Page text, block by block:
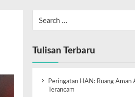
Tulisan Terbaru
Peringatan HAN: Ruang Aman
Terancam